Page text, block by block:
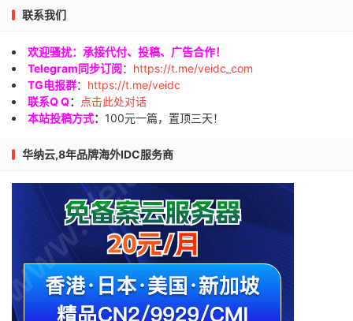
联系我们
欢迎骚扰：承接代付、投稿、广告合作！
Telegram同步订阅 ： https://t.me/veidc_com
TG电报群： https://t.me/veidc
联系Q Q： 点击此处对话
本站投稿方式： 100元一篇，置顶三天！
华纳云,8年品牌海外IDC服务商